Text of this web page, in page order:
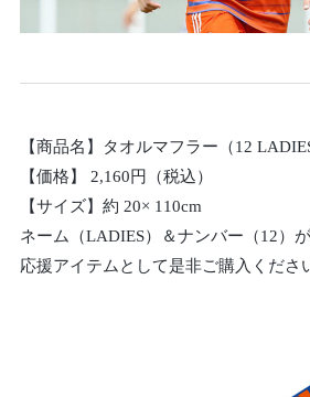
【商品名】タオルマフラー（12
【価格】 2,160円（税込）
【サイズ】約 20× 110cm
ネーム（LADIES）＆ナンバー（12）
応援アイテムとして是非ご購入くださ